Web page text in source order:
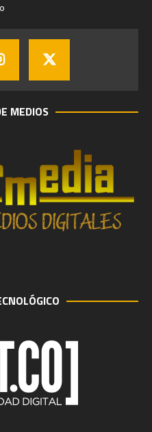
MEDIOS